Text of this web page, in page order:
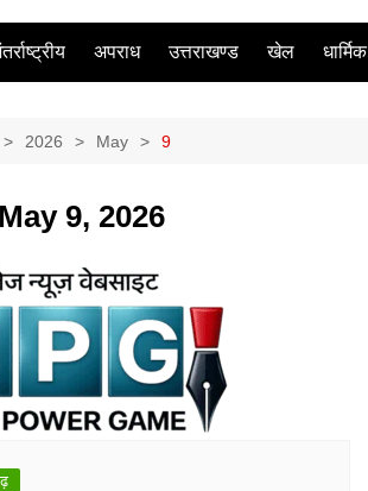
अपराध उत्तराखण्ड खेल धार्मिक
2026 May 9
May 9, 2026